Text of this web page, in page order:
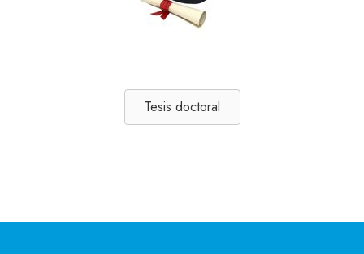
Tesis doctoral